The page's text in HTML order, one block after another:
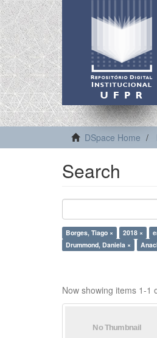
DSpace Home
Search
Borges, Tiago × 2018 ×
Drummond, Daniela ×
Now showing items 1-1